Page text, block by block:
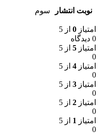
نوبت انتشار سوم
امتیاز 0 از 5
0 دیدگاه
امتیاز 5 از 5
0
امتیاز 4 از 5
0
امتیاز 3 از 5
0
امتیاز 2 از 5
0
امتیاز 1 از 5
0